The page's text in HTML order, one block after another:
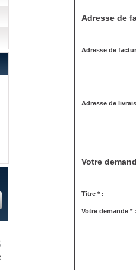
Adresse de
Adresse de
Adresse de
Votre
Titre * :
Votre demande * :